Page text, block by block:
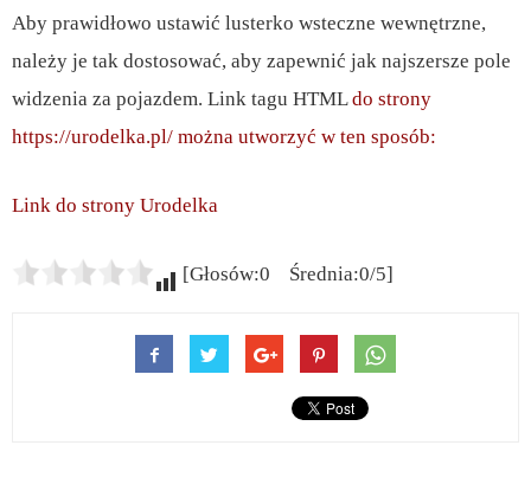
Aby prawidłowo ustawić lusterko wsteczne wewnętrzne,
należy je tak dostosować, aby zapewnić jak najszersze pole
widzenia za pojazdem. Link tagu HTMLdo strony
https://urodelka.pl/ można utworzyć w ten sposób:
Link do strony Urodelka
[Głosów:0 Średnia:0/5]